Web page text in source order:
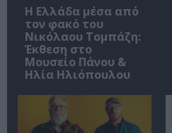
Η Ελλάδα μέσα από
τον φακό του
Νικόλαου Τομπάζη:
Έκθεση στο
Μουσείο Πάνου &
Ηλία Ηλιόπουλου